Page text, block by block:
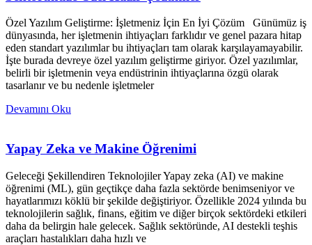
Özel Yazılım Geliştirme: İşletmeniz İçin En İyi Çözüm Günümüz iş
dünyasında, her işletmenin ihtiyaçları farklıdır ve genel pazara hitap
eden standart yazılımlar bu ihtiyaçları tam olarak karşılayamayabilir.
İşte burada devreye özel yazılım geliştirme giriyor. Özel yazılımlar,
belirli bir işletmenin veya endüstrinin ihtiyaçlarına özgü olarak
tasarlanır ve bu nedenle işletmeler
Devamını Oku
Yapay Zeka ve Makine Öğrenimi
Geleceği Şekillendiren Teknolojiler Yapay zeka (AI) ve makine
öğrenimi (ML), gün geçtikçe daha fazla sektörde benimseniyor ve
hayatlarımızı köklü bir şekilde değiştiriyor. Özellikle 2024 yılında bu
teknolojilerin sağlık, finans, eğitim ve diğer birçok sektördeki etkileri
daha da belirgin hale gelecek. Sağlık sektöründe, AI destekli teşhis
araçları hastalıkları daha hızlı ve